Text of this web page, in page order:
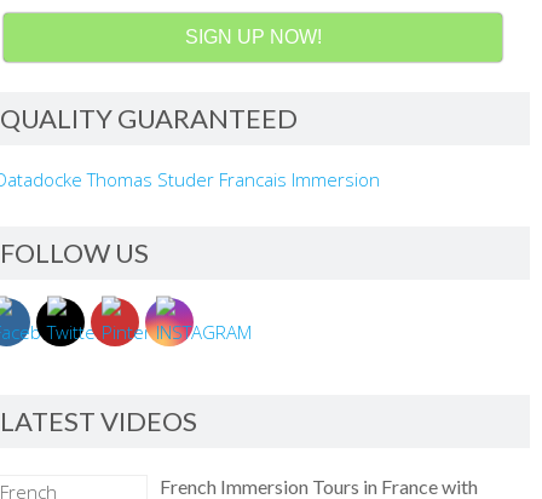
SIGN UP NOW!
QUALITY GUARANTEED
FOLLOW US
LATEST VIDEOS
French Immersion Tours in France with